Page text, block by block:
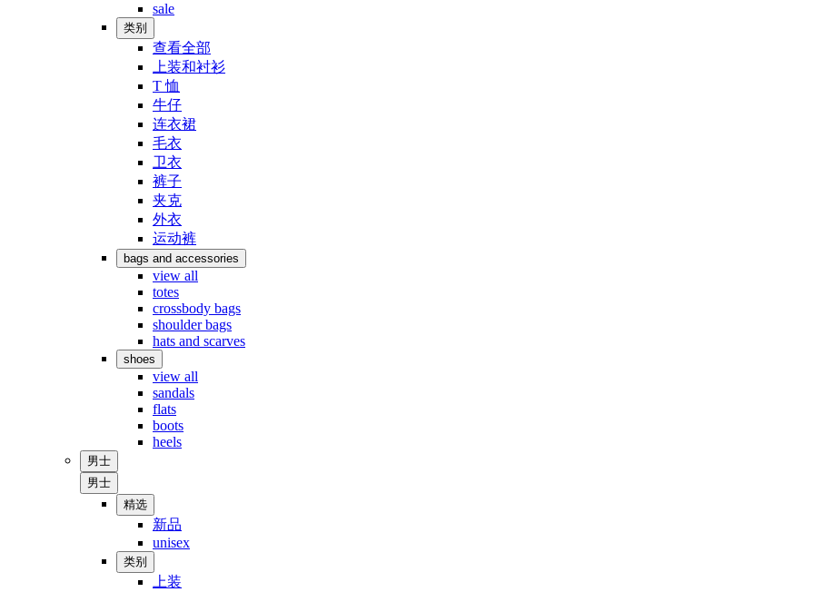
sale
类别
查看全部
上装和衬衫
T 恤
牛仔
连衣裙
毛衣
卫衣
裤子
夹克
外衣
运动裤
bags and accessories
view all
totes
crossbody bags
shoulder bags
hats and scarves
shoes
view all
sandals
flats
boots
heels
男士
男士
精选
新品
unisex
类别
上装